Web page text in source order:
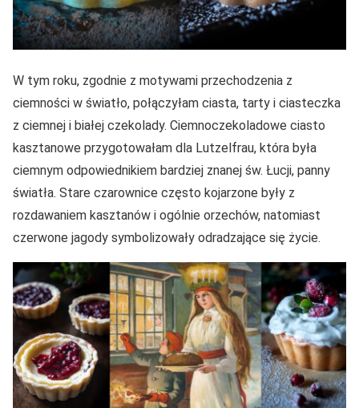
W tym roku, zgodnie z motywami przechodzenia z
ciemności w światło, połączyłam ciasta, tarty i ciasteczka
z ciemnej i białej czekolady. Ciemnoczekoladowe ciasto
kasztanowe przygotowałam dla Lutzelfrau, która była
ciemnym odpowiednikiem bardziej znanej św. Łucji, panny
światła. Stare czarownice często kojarzone były z
rozdawaniem kasztanów i ogólnie orzechów, natomiast
czerwone jagody symbolizowały odradzające się życie.